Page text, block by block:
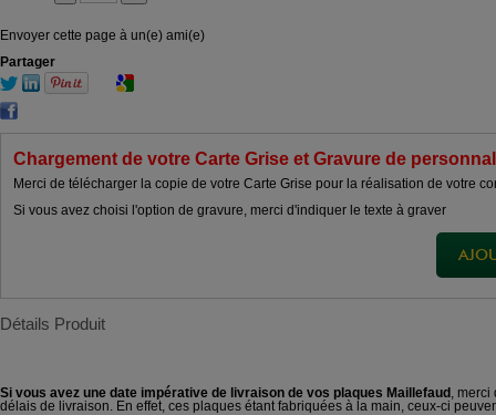
Envoyer cette page à un(e) ami(e)
Partager
Chargement de votre Carte Grise et Gravure de
Merci de télécharger la copie de votre Carte Grise pour la réalisation de votre
Si vous avez choisi l'option de gravure, merci d'indiquer le texte à graver
Détails Produit
Si vous avez une date impérative de livraison de vos plaques Maillefaud , merci
délais de livraison. En effet, ces plaques étant fabriquées à la main, ceux-ci